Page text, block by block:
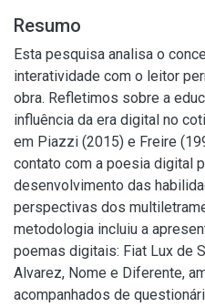
Resumo
Esta pesquisa analisa o
interatividade com o leitor
obra. Refletimos sobre a
influência da era digital no
em Piazzi (2015) e Freire
contato com a poesia digital
desenvolvimento das
perspectivas dos
metodologia incluiu a
poemas digitais: Fiat Lux de
Alvarez, Nome e Diferente,
acompanhados de